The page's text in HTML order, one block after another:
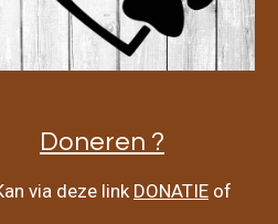
Doneren ?
via deze link DONATIE of